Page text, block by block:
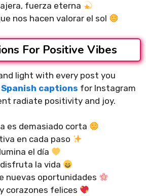
fuerza eterna
nos hacen valorar el sol
For Positive Vibes
light with every post you
Spanish captions for Instagram
radiate positivity and joy.
es demasiado corta
en cada paso
el día
la vida
nuevas oportunidades
corazones felices